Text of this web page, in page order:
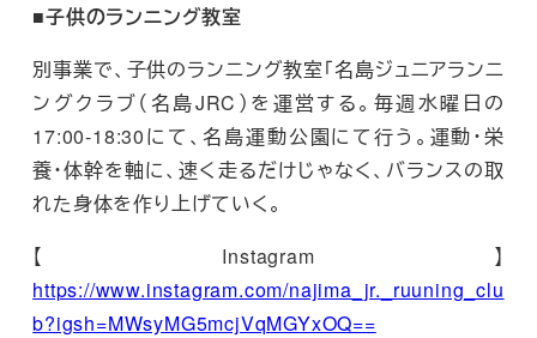
■子供のランニング教室
別事業で、子供のランニング教室「名島ジュニアランニ
ングクラブ（名島JRC）を運営する。毎週水曜日の
17:00-18:30にて、名島運動公園にて行う。運動・栄
養・体幹を軸に、速く走るだけじゃなく、バランスの取
れた身体を作り上げていく。
【Instagram】
https://www.instagram.com/najima_jr._ruuning_clu
b?igsh=MWsyMG5mcjVqMGYxOQ==